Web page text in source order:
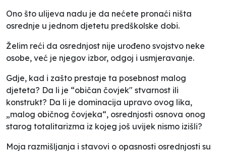
Ono što ulijeva nadu je da nećete pronaći ništa
osrednje u jednom djetetu predškolske dobi.
Želim reći da osrednjost nije urođeno svojstvo neke
osobe, već je njegov izbor, odgoj i usmjeravanje.
Gdje, kad i zašto prestaje ta posebnost malog
djeteta? Da li je “običan čovjek" stvarnost ili
konstrukt? Da li je dominacija upravo ovog lika,
„malog običnog čovjeka“, osrednjosti osnova onog
starog totalitarizma iz kojeg još uvijek nismo izišli?
Moja razmišljanja i stavovi o opasnosti osrednjosti su